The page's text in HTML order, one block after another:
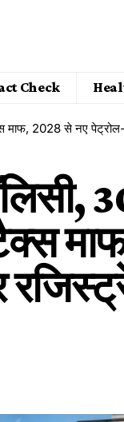
Check
माफ, 2028 से नए